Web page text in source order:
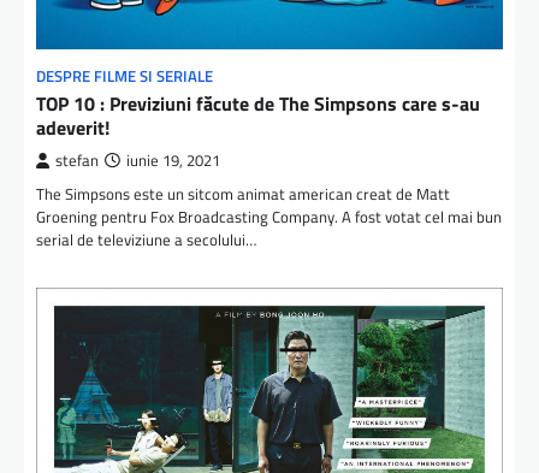
DESPRE FILME SI SERIALE
TOP 10 : Previziuni făcute de The Simpsons care s-au
adeverit!
stefan iunie 19, 2021
The Simpsons este un sitcom animat american creat de Matt
Groening pentru Fox Broadcasting Company. A fost votat cel mai bun
serial de televiziune a secolului…